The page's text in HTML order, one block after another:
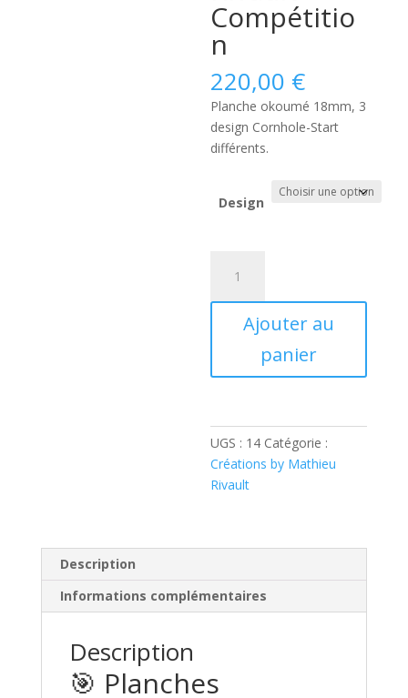
Compétitio
n
220,00 €
Planche okoumé 18mm, 3
design Cornhole-Start
différents.
Design
Planche
Ajouter au
panier
UGS : 14 Catégorie :
Créations by Mathieu
Rivault
Description
Informations complémentaires
Description
🎯 Planches